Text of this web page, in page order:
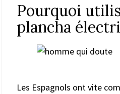
Pourquoi
plancha
Les Espagnols ont vite